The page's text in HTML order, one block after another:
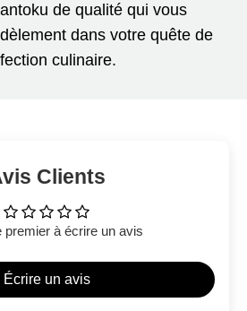
de qualité qui vous
dans votre quête de
culinaire.
Clients
premier à écrire un avis
Écrire un avis